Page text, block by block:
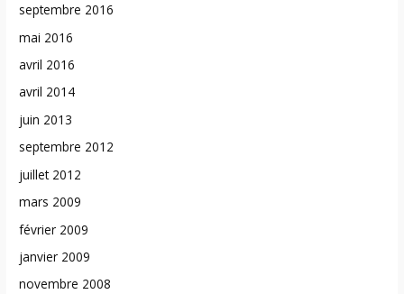
septembre 2016
mai 2016
avril 2016
avril 2014
juin 2013
septembre 2012
juillet 2012
mars 2009
février 2009
janvier 2009
novembre 2008